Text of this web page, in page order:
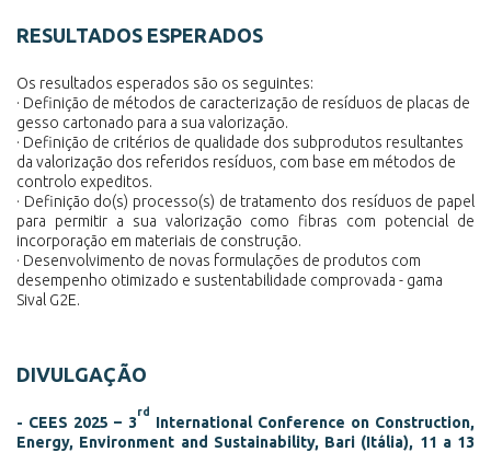
RESULTADOS ESPERADOS
Os resultados esperados são os seguintes:
· Definição de métodos de caracterização de resíduos de placas de
gesso cartonado para a sua valorização.
· Definição de critérios de qualidade dos subprodutos resultantes
da valorização dos referidos resíduos, com base em métodos de
controlo expeditos.
· Definição do(s) processo(s) de tratamento dos resíduos de papel
para permitir a sua valorização como fibras com potencial de
incorporação em materiais de construção.
· Desenvolvimento de novas formulações de produtos com
desempenho otimizado e sustentabilidade comprovada - gama
Sival G2E.
DIVULGAÇÃO
- CEES 2025 – 3
rd
International Conference on Construction,
Energy, Environment and Sustainability, Bari (Itália), 11 a 13